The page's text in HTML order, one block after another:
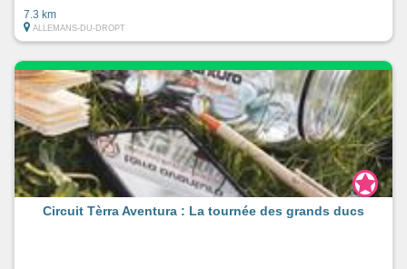
7.3 km
ALLEMANS-DU-DROPT
Circuit Tèrra Aventura : La tournée des grands ducs